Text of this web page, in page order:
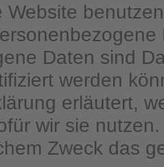
Website
Daten sind
werden
erläutert,
wir sie
Zweck das